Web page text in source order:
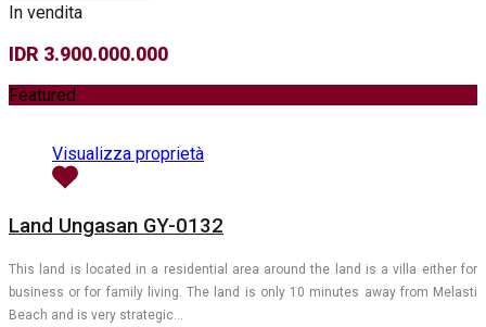
In vendita
IDR 3.900.000.000
Featured
Visualizza proprietà
Land Ungasan GY-0132
This land is located in a residential area around the land is a villa either for
business or for family living. The land is only 10 minutes away from Melasti
Beach and is very strategic…